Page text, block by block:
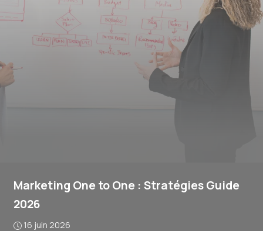
Marketing One to One : Stratégies Guide
2026
16 juin 2026